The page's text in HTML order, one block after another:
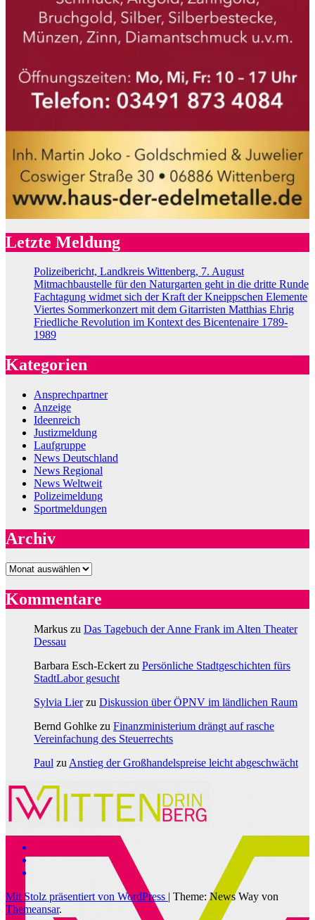
Letzte Meldung
Polizeibericht, Landkreis Wittenberg, 7. August
Mitmachbaustelle für den Naturgarten geht in die dritte Runde
Fachtagung widmet sich der Kraft der Kneippschen Elemente
Viertes Sommerkonzert mit dem Gitarristen Matthias Ehrig
Friedliche Revolution im Kontext des Bicentenaire 1789-
1989
Kategorien
Ansprechpartner
Anzeige
Ideenreich
Justizmeldung
Laufgruppe
News Deutschland
News Regional
News Weltweit
Polizeimeldung
Sportmeldungen
Archiv
Archiv
Kommentare
Markus zu Das Tagebuch der Anne Frank im Alten Theater
Dessau
Barbara Esch-Eckert zu Persönliche Stadtgeschichten fürs
StadtLabor gesucht
Sylvia Lierzu Diskussion über ÖPNV im ländlichen Raum
Bernd Gohlke zu Finanzministerium drängt auf rasche
Vereinfachung des Steuerrechts
Paul zu Anstieg der Großhandelspreise leicht abgeschwächt
Mit Stolz präsentiert von WordPress | Theme: News Way von
Themeansar.